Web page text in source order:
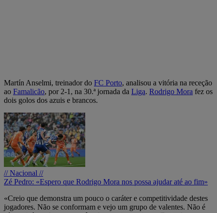
Martín Anselmi, treinador do FC Porto, analisou a vitória na receção
ao Famalicão, por 2-1, na 30.ª jornada da Liga. Rodrigo Mora fez os
dois golos dos azuis e brancos.
// Nacional //
Zé Pedro: «Espero que Rodrigo Mora nos possa ajudar até ao fim»
«Creio que demonstra um pouco o caráter e competitividade destes
jogadores. Não se conformam e vejo um grupo de valentes. Não é